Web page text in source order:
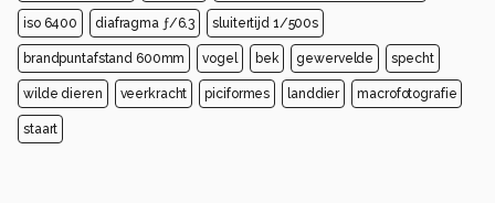
iso 6400 diafragma ƒ/6.3 sluitertijd 1/500s
brandpuntafstand 600mm vogel bek gewervelde specht
wilde dieren veerkracht piciformes landdier macrofotografie
staart